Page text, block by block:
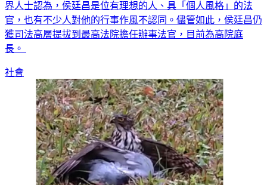
官。目前承審媒體人周玉蔻誹謗前中國小姐張淑娟案。有些法
界人士認為，侯廷昌是位有理想的人、具「個人風格」的法
官，也有不少人對他的行事作風不認同。儘管如此，侯廷昌仍
獲司法高層提拔到最高法院擔任辦事法官，目前為高院庭